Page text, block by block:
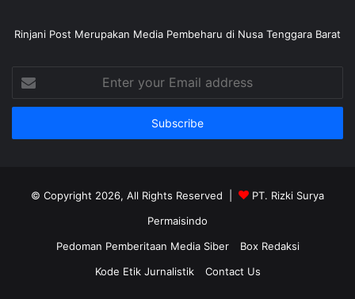
Rinjani Post Merupakan Media Pembeharu di Nusa Tenggara Barat
Enter
your
Email
© Copyright 2026, All Rights Reserved |
PT. Rizki Surya
Permaisindo
Pedoman Pemberitaan Media Siber
Box Redaksi
Kode Etik Jurnalistik
Contact Us